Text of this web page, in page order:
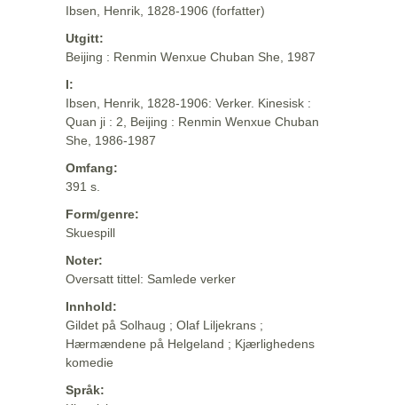
Ibsen, Henrik, 1828-1906 (forfatter)
Utgitt:
Beijing : Renmin Wenxue Chuban She, 1987
I:
Ibsen, Henrik, 1828-1906: Verker. Kinesisk :
Quan ji : 2, Beijing : Renmin Wenxue Chuban
She, 1986-1987
Omfang:
391 s.
Form/genre:
Skuespill
Noter:
Oversatt tittel: Samlede verker
Innhold:
Gildet på Solhaug ; Olaf Liljekrans ;
Hærmændene på Helgeland ; Kjærlighedens
komedie
Språk: